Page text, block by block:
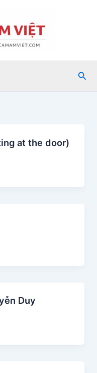
Tìm
at the door)
Duy